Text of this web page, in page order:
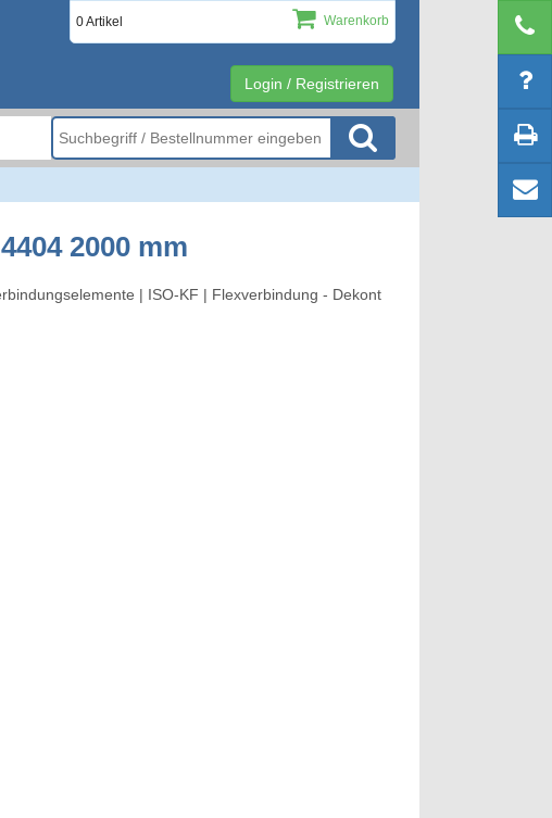
Login / Registrieren
0 Artikel Warenkorb
2000 mm